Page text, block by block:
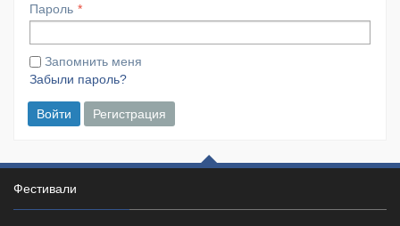
Пароль
Запомнить меня
Забыли пароль?
Войти Регистрация
Фестивали